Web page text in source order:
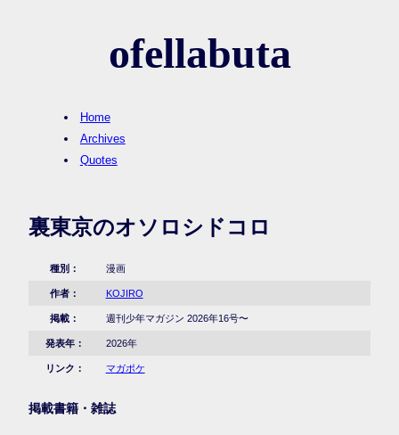
ofellabuta
Home
Archives
Quotes
裏東京のオソロシドコロ
種別： 漫画
作者： KOJIRO
掲載： 週刊少年マガジン 2026年16号〜
発表年： 2026年
リンク： マガポケ
掲載書籍・雑誌